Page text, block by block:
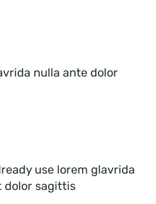
nulla ante dolor
use lorem glavrida
dolor sagittis